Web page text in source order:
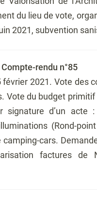
du lieu de vote,
2021, subvention
rendu n°85
2021. Vote des
Vote du budget
signature d’un acte
(Rond-
cars.
factures